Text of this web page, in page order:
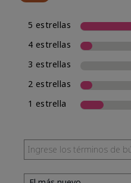
5 estrellas
4 estrellas
3 estrellas
2 estrellas
1 estrella